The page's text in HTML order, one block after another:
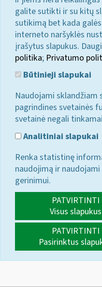
galite sutikti ir su kitų
sutikimą bet kada
interneto naršyklės
įrašytus slapukus.
politika; Privatumo
Būtinieji slapukai
Naudojami sklandžiam
pagrindines svetainės
svetainė negali
Analitiniai slapukai
Renka statistinę
naudojimą ir
gerinimui.
PATVIRTINTI
Visus slapukus
PATVIRTINTI
Pasirinktus